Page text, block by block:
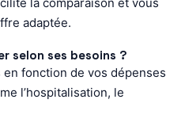
adaptée.
selon ses besoins ?
fonction de vos dépenses
l’hospitalisation, le